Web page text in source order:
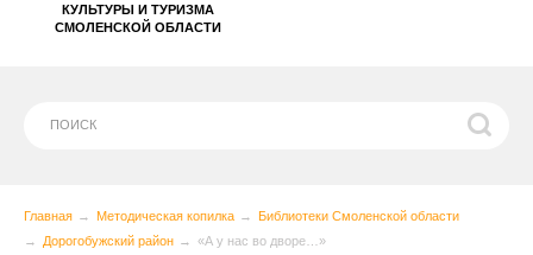
КУЛЬТУРЫ И ТУРИЗМА
СМОЛЕНСКОЙ ОБЛАСТИ
Главная Методическая копилка
Библиотеки Смоленской области
Дорогобужский район
«А у нас во дворе…»